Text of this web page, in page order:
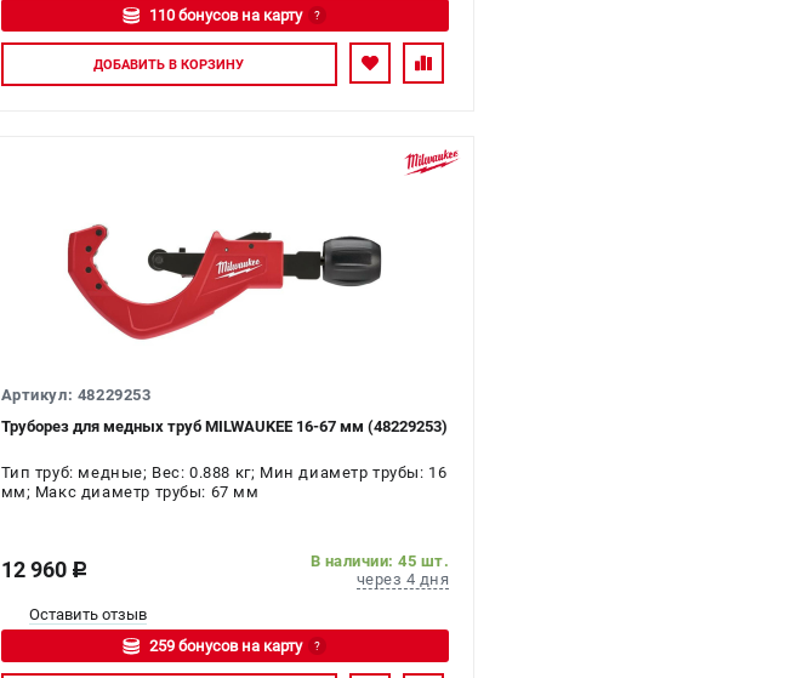
110 бонусов на карту
?
Авторизуйтесь
ДОБАВИТЬ В КОРЗИНУ
Артикул: 48229253
Труборез для медных труб MILWAUKEE 16-67 мм (48229253)
Тип труб: медные; Вес: 0.888 кг; Мин диаметр трубы: 16
мм; Макс диаметр трубы: 67 мм
12 960 c
В наличии: 45 шт.
через 4 дня
Оставить отзыв
259 бонусов на карту
?